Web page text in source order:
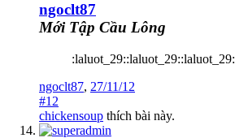
ngoclt87
Mới Tập Cầu Lông
:laluot_29::laluot_29::laluot_29:
ngoclt87, 27/11/12
#12
chickensoup thích bài này.